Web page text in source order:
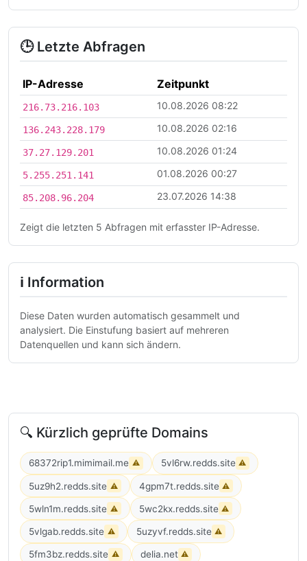
🕒 Letzte Abfragen
IP-Adresse Zeitpunkt
216.73.216.103 10.08.2026 08:22
136.243.228.179 10.08.2026 02:16
37.27.129.201 10.08.2026 01:24
5.255.251.141 01.08.2026 00:27
85.208.96.204 23.07.2026 14:38
Zeigt die letzten 5 Abfragen mit erfasster IP-Adresse.
ℹ Information
Diese Daten wurden automatisch gesammelt und
analysiert. Die Einstufung basiert auf mehreren
Datenquellen und kann sich ändern.
🔍 Kürzlich geprüfte Domains
68372rip1.mimimail.me ⚠ 5vl6rw.redds.site ⚠
5uz9h2.redds.site ⚠ 4gpm7t.redds.site ⚠
5wln1m.redds.site ⚠ 5wc2kx.redds.site ⚠
5vlgab.redds.site ⚠ 5uzyvf.redds.site ⚠
5fm3bz.redds.site ⚠ delia.net ⚠